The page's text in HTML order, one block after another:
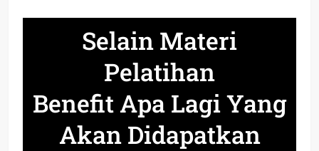
Selain Materi
Pelatihan
Benefit Apa Lagi Yang
Akan Didapatkan